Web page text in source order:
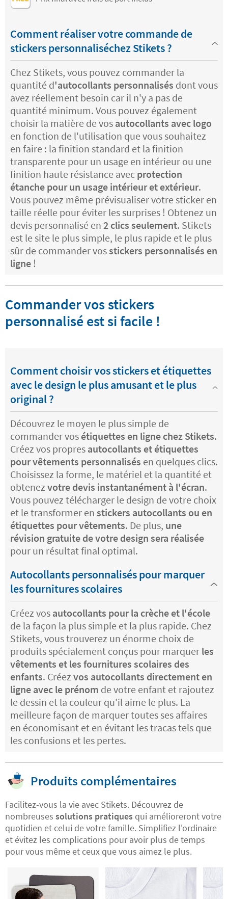
Comment réaliser votre commande de
stickers personnaliséchez Stikets ?
Chez Stikets, vous pouvez commander la
quantité d'autocollants personnalisés dont vous
avez réellement besoin car il n'y a pas de
quantité minimum. Vous pouvez également
choisir la matière de vos autocollants avec logo
en fonction de l'utilisation que vous souhaitez
en faire : la finition standard et la finition
transparente pour un usage en intérieur ou une
finition haute résistance avec protection
étanche pour un usage intérieur et extérieur.
Vous pouvez même prévisualiser votre sticker en
taille réelle pour éviter les surprises ! Obtenez un
devis personnalisé en 2 clics seulement. Stikets
est le site le plus simple, le plus rapide et le plus
sûr de commander vosstickers personnalisés en
ligne !
Commander vos stickers
personnalisé est si facile !
Comment choisir vos stickers et étiquettes
avec le design le plus amusant et le plus
original ?
Découvrez le moyen le plus simple de
commander vos étiquettes en ligne chez Stikets.
Créez vos propres autocollants et étiquettes
pour vêtements personnalisés en quelques clics.
Choisissez la forme, le matériel et la quantité et
obtenez votre devis instantanément à l'écran.
Vous pouvez télécharger le design de votre choix
et le transformer en stickers autocollants ou en
étiquettes pour vêtements. De plus, une
révision gratuite de votre design sera réalisée
pour un résultat final optimal.
Autocollants personnalisés pour marquer
les fournitures scolaires
Créez vos autocollants pour la crèche et l'école
de la façon la plus simple et la plus rapide. Chez
Stikets, vous trouverez un énorme choix de
produits spécialement conçus pour marquer les
vêtements et les fournitures scolaires des
enfants. Créez vos autocollants directement en
ligne avec le prénom de votre enfant et rajoutez
le dessin et la couleur qu'il aime le plus. La
meilleure façon de marquer toutes ses affaires
en économisant et en évitant les tracas tels que
les confusions et les pertes.
Produits complémentaires
Facilitez-vous la vie avec Stikets. Découvrez de
nombreuses solutions pratiques qui amélioreront votre
quotidien et celui de votre famille. Simplifiez l'ordinaire
et évitez les complications pour avoir plus de temps
pour vous même et ceux que vous aimez le plus.